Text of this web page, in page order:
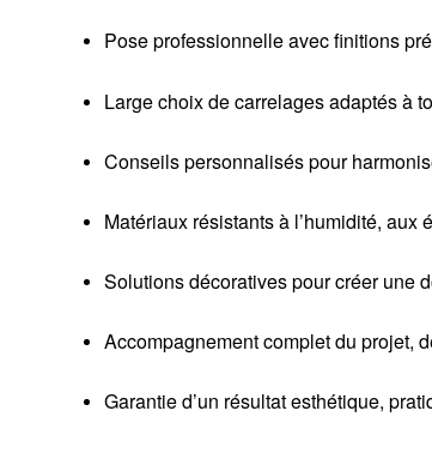
Pose professionnelle avec finitions
Large choix de carrelages adaptés à
Conseils personnalisés pour
Matériaux résistants à l’humidité,
Solutions décoratives pour créer une
Accompagnement complet du projet,
Garantie d’un résultat esthétique,